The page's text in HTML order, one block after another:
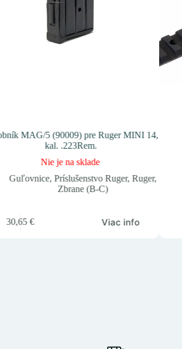
MAG/5 (90009) pre Ruger MINI 14,
kal. .223Rem.
Nie je na sklade
Guľovnice, Príslušenstvo Ruger, Ruger,
Zbrane (B-C)
30,65€ Viac info